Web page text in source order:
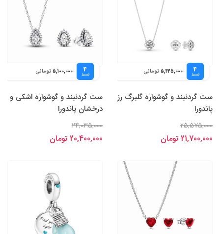
4
قسط 5,425,000 تومانی
ست گردنبند و گوشواره گلبرگ رز
پاندورا
25,575,000
21,700,000 تومان
4
قسط 5,100,000 تومانی
ست گردنبند و گوشواره اشکی و
درخشان پاندورا
24,035,000
20,400,000 تومان